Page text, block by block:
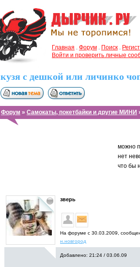
Главная . Форум . Поиск .
Войти и проверить личные
кузя с дешкой или личинко
Форум » Самокаты, покетбайки и другие МИНИ
можно
нет
что бы
зверь
На форуме с 30.03.2009,
н.новгород
Добавлено: 21:24 / 03.06.09